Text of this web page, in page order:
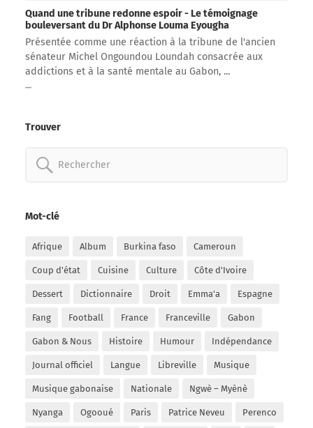
Quand une tribune redonne espoir - Le témoignage
bouleversant du Dr Alphonse Louma Eyougha
Présentée comme une réaction à la tribune de l'ancien
sénateur Michel Ongoundou Loundah consacrée aux
addictions et à la santé mentale au Gabon, ...
Trouver
Rechercher:
Mot-clé
Afrique Album Burkina faso Cameroun
Coup d'état Cuisine Culture Côte d'Ivoire
Dessert Dictionnaire Droit Emma'a Espagne
Fang Football France Franceville Gabon
Gabon & Nous Histoire Humour Indépendance
Journal officiel Langue Libreville Musique
Musique gabonaise Nationale Ngwè – Myènè
Nyanga Ogooué Paris Patrice Neveu Perenco